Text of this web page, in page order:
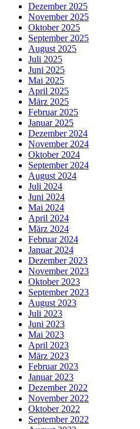
Dezember 2025
November 2025
Oktober 2025
September 2025
August 2025
Juli 2025
Juni 2025
Mai 2025
April 2025
März 2025
Februar 2025
Januar 2025
Dezember 2024
November 2024
Oktober 2024
September 2024
August 2024
Juli 2024
Juni 2024
Mai 2024
April 2024
März 2024
Februar 2024
Januar 2024
Dezember 2023
November 2023
Oktober 2023
September 2023
August 2023
Juli 2023
Juni 2023
Mai 2023
April 2023
März 2023
Februar 2023
Januar 2023
Dezember 2022
November 2022
Oktober 2022
September 2022